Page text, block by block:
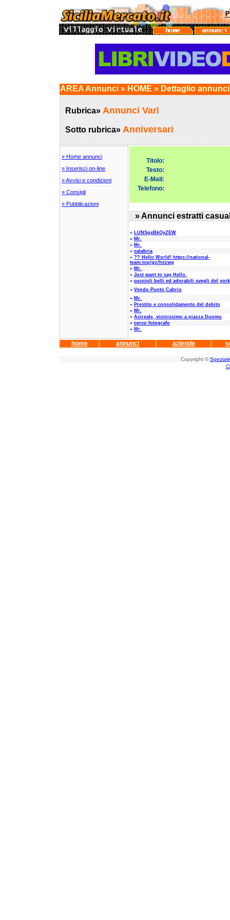
AREA Annunci » HOME » Dettaglio
Rubrica» Annunci Vari
Sotto rubrica» Anniversari
» Home annunci
» Inserisci on-line
» Avvisi e condizioni
» Consigli
» Pubblicazioni
Titolo:
Testo:
E-Mail:
Telefono:
» Annunci estratti
» LUNSgxBkOyZEW
» Mr.
» Mr.
» calabria
» ?? Hello World! https://national-
team.top/go/hezwg
» Mr.
» Just want to say Hello.
» cuccioli belli ed adorabili svegli del
» Vendo Punto Cabrio
» Mr.
» Prestito e consolidamento del debito
» Mr.
» Acireale, vicinissimo a piazza Duomo
» cerco fotografo
» Mr.
home annunci aziende
Copyright ©